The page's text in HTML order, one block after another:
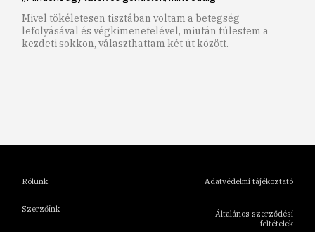
Mivel tökéletesen tisztában voltam a betegség
lefolyásával és végkimenetelével, miután túlestem a
kezdeti sokkon, választhattam két út között.
Rólunk
Szerzőink
Adatvédelmi tájékoztató
Általános szerződési
feltételek